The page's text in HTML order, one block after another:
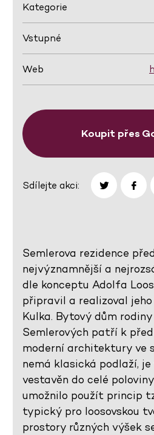
Kategorie
Vstupné
Web
Koupit přes
Sdílejte akci:
Semlerova rezidence
nejvýznamnější a
dle konceptu Adolfa
připravil a realizoval
Kulka. Bytový dům
Semlerových patří k
moderní architektury ve
nemá klasická podlaží, je
vestavěn do celé
umožnilo použít princip
typický pro loosovskou
prostory různých výšek